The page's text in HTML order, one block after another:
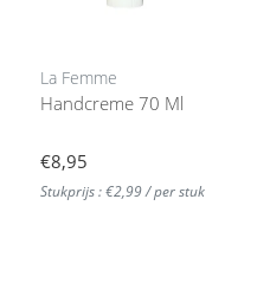
La Femme
Handcreme 70 Ml
€8,95
Stukprijs : €2,99 / per stuk